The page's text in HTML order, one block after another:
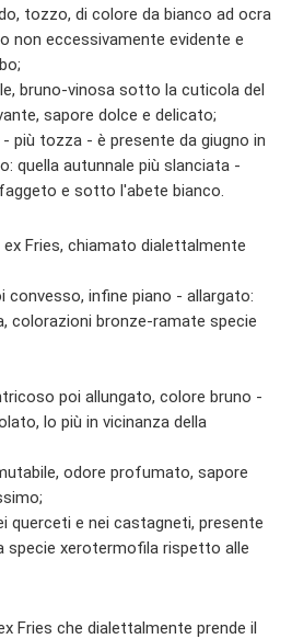
tozzo, di colore da bianco ad ocra
non eccessivamente evidente e
bruno-vinosa sotto la cuticola del
sapore dolce e delicato;
più tozza - è presente da giugno in
quella autunnale più slanciata -
e sotto l'abete bianco.
Fries, chiamato dialettalmente
convesso, infine piano - allargato:
colorazioni bronze-ramate specie
poi allungato, colore bruno -
lo più in vicinanza della
odore profumato, sapore
querceti e nei castagneti, presente
specie xerotermofila rispetto alle
Fries che dialettalmente prende il